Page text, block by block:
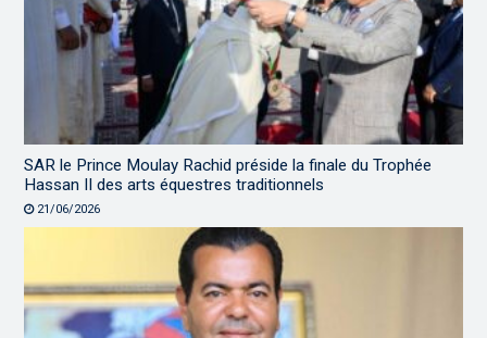
SAR le Prince Moulay Rachid préside la finale du Trophée
Hassan II des arts équestres traditionnels
21/06/2026